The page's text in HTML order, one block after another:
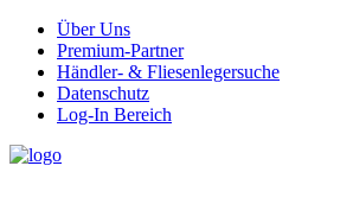
Über Uns
Premium-Partner
Händler- & Fliesenlegersuche
Datenschutz
Log-In Bereich